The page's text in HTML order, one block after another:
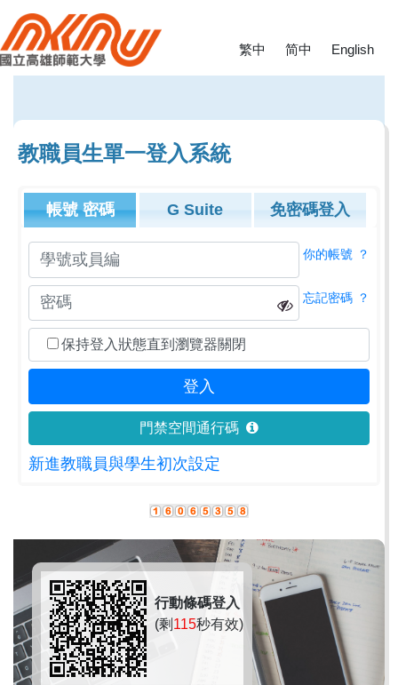
繁中 简中 English
教職員生單一登入系統
帳號 密碼 G Suite 免密碼登入
你的帳號 ？
忘記密碼 ？
保持登入狀態直到瀏覽器關閉
門禁空間通行碼
新進教職員與學生初次設定
行動條碼登入
(剩 115秒有效)